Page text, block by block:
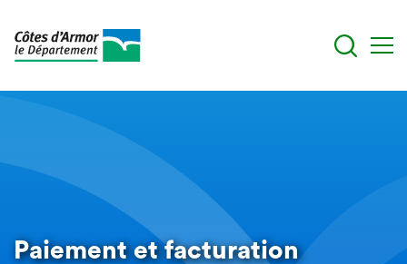
principal
Paiement et facturation